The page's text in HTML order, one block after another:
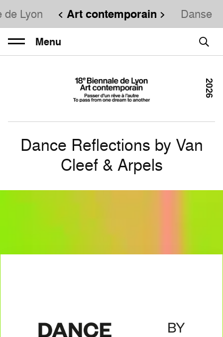
de Lyon Art contemporain Danse
Menu
Dance Reflections by Van
Cleef & Arpels
2026